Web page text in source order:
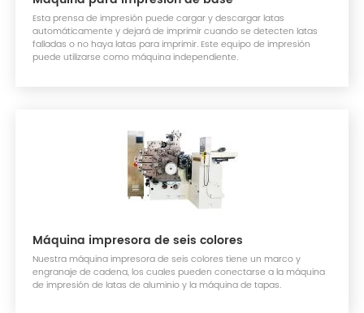
Esta prensa de impresión puede cargar y descargar latas
automáticamente y dejará de imprimir cuando se detecten latas
falladas o no haya latas para imprimir. Este equipo de impresión
puede utilizarse como máquina independiente.
Máquina impresora de seis colores
Nuestra máquina impresora de seis colores tiene un marco y
engranaje de cadena, los cuales pueden conectarse a la máquina
de impresión de latas de aluminio y la máquina de tapas.